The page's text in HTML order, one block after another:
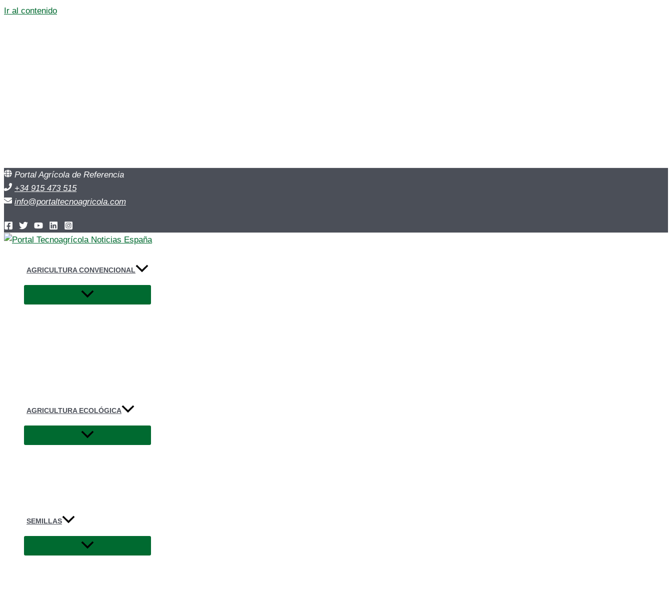
Ir al contenido
Portal Agrícola de Referencia
+34 915 473 515
info@portaltecnoagricola.com
AGRICULTURA CONVENCIONAL
AGRICULTURA ECOLÓGICA
SEMILLAS